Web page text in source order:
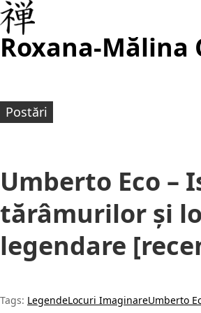
Roxana-Mălina
Postări
Umberto Eco –
tărâmurilor și
legendare
Tags: LegendeLocuri ImaginareUmberto